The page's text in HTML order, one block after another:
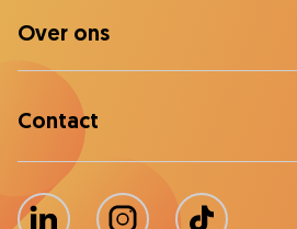
Over ons
Contact